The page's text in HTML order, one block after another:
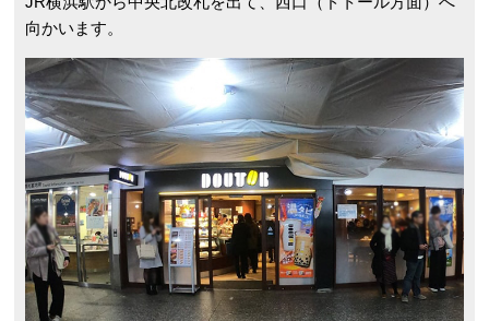
向かいます。